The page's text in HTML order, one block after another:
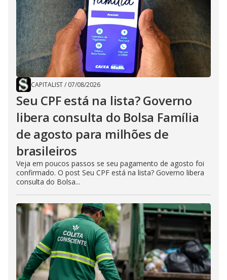
CAPITALIST/ 07/08/2026
Seu CPF está na lista? Governo
libera consulta do Bolsa Família
de agosto para milhões de
brasileiros
Veja em poucos passos se seu pagamento de agosto foi
confirmado. O post Seu CPF está na lista? Governo libera
consulta do Bolsa...